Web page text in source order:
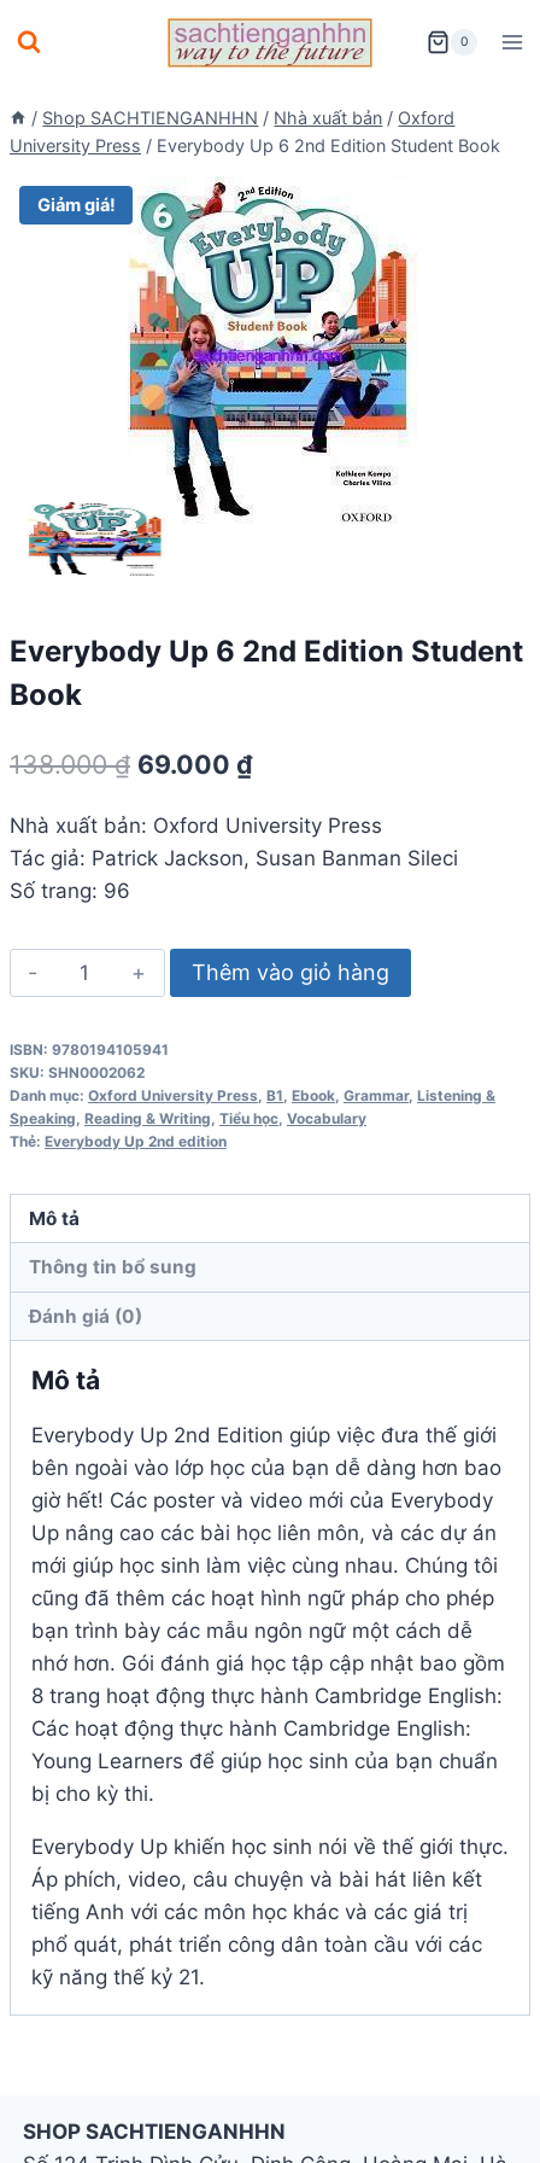
to
0
/ Shop SACHTIENGANHHN / Nhà xuất bản / Oxford
University Press / Everybody Up 6 2nd Edition Student Book
Giảm giá!
Everybody Up 6 2nd Edition Student
Book
138.000₫ Giá
là:
69.000 ₫Giá
tại
Nhà xuất bản: Oxford University Press
Tác giả: Patrick Jackson, Susan Banman Sileci
Số trang: 96
Everybody
Up
2nd
Edition
Student
số
lượng
Thêm vào giỏ hàng
ISBN: 9780194105941
SKU: SHN0002062
Danh mục: Oxford University Press B1 Ebook Grammar, Listening &
Speaking Reading & Writing Tiểu học Vocabulary
Thẻ: Everybody Up 2nd edition
Mô tả
Thông tin bổ sung
Đánh giá (0)
Mô tả
Everybody Up 2nd Edition giúp việc đưa thế giới
bên ngoài vào lớp học của bạn dễ dàng hơn bao
giờ hết! Các poster và video mới của Everybody
Up nâng cao các bài học liên môn, và các dự án
mới giúp học sinh làm việc cùng nhau. Chúng tôi
cũng đã thêm các hoạt hình ngữ pháp cho phép
bạn trình bày các mẫu ngôn ngữ một cách dễ
nhớ hơn. Gói đánh giá học tập cập nhật bao gồm
8 trang hoạt động thực hành Cambridge English:
Các hoạt động thực hành Cambridge English:
Young Learners để giúp học sinh của bạn chuẩn
bị cho kỳ thi.
Everybody Up khiến học sinh nói về thế giới thực.
Áp phích, video, câu chuyện và bài hát liên kết
tiếng Anh với các môn học khác và các giá trị
phổ quát, phát triển công dân toàn cầu với các
kỹ năng thế kỷ 21.
SHOP SACHTIENGANHHN